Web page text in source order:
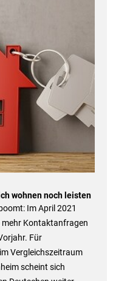
wohnen noch leisten
Im April 2021
Kontaktanfragen
Für
Vergleichszeitraum
scheint sich